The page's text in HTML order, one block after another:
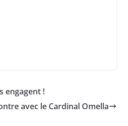
engagent !
avec le Cardinal Omella